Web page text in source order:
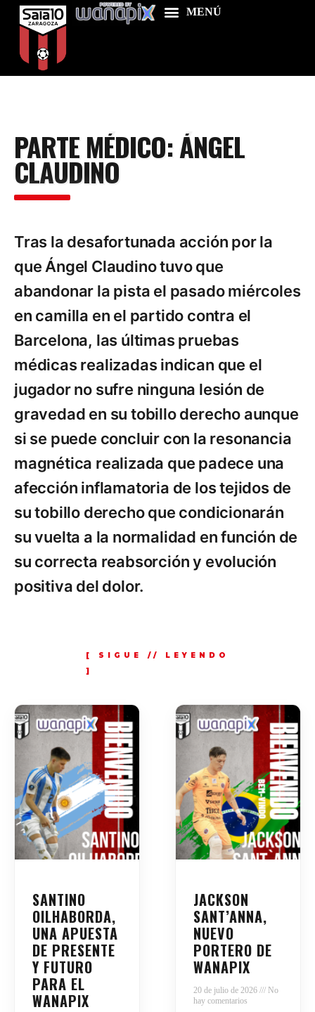
Food & Drink
Features
News
PARTE MÉDICO: ÁNGEL
CLAUDINO
Tras la desafortunada acción por la
que Ángel Claudino tuvo que
abandonar la pista el pasado miércoles
en camilla en el partido contra el
Barcelona, las últimas pruebas
médicas realizadas indican que el
jugador no sufre ninguna lesión de
gravedad en su tobillo derecho aunque
si se puede concluir con la resonancia
magnética realizada que padece una
afección inflamatoria de los tejidos de
su tobillo derecho que condicionarán
su vuelta a la normalidad en función de
su correcta reabsorción y evolución
positiva del dolor.
SANTINO
OILHABORDA,
UNA APUESTA
DE PRESENTE
Y FUTURO
PARA EL
WANAPIX
JACKSON
SANT’ANNA,
NUEVO
PORTERO DE
WANAPIX
20 de julio de 2026
No
hay comentarios